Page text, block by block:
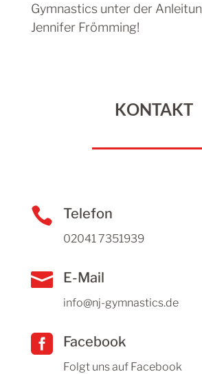
Gymnastics unter der
Jennifer Frömming!
KONTAKT
 Telefon
02041 7351939
 E-Mail
info@nj-gymnastics.de
 Facebook
Folgt uns auf Facebook